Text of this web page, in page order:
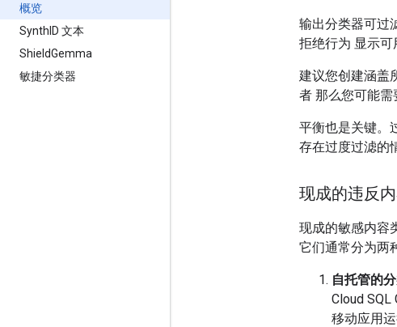
概览
SynthID 文本
ShieldGemma
敏捷分类器
输出分类器可过
拒绝行为 显示可
建议您创建涵盖
者 那么您可能需
平衡也是关键。
存在过度过滤的
现成的违反
现成的敏感内容
它们通常分为两
自托管的
Cloud
移动应用运